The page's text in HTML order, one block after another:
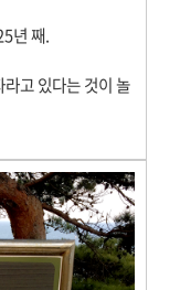
년 째.
고 있다는 것이 놀